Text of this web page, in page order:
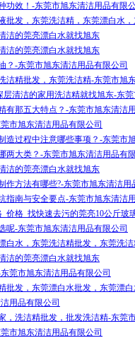
功效！-东莞市旭东清洁用品有限
批发，东莞洗洁精，东莞漂白水
洁的莞亮漂白水就找旭东
洁的莞亮漂白水就找旭东
？-东莞市旭东清洁用品有限公司
洁精批发，东莞洗洁精-东莞市旭
层清洁的家用洗洁精就找旭东-东
有那五大特点？-东莞市旭东清洁
市旭东清洁用品有限公司
造过程中注意哪些事项？-东莞市
两大类？-东莞市旭东清洁用品有
洁的莞亮漂白水就找旭东
作方法有哪些?-东莞市旭东清洁用
指南与安全要点-东莞市旭东清洁
价格_找快速去污的莞亮10公斤
呢-东莞市旭东清洁用品有限公司
白水，东莞洗洁精批发，东莞洗
洁的莞亮漂白水就找旭东
莞市旭东清洁用品有限公司
批发，东莞漂白水批发，东莞漂
用品有限公司
，洗洁精批发，批发洗洁精-东莞
市旭东清洁用品有限公司